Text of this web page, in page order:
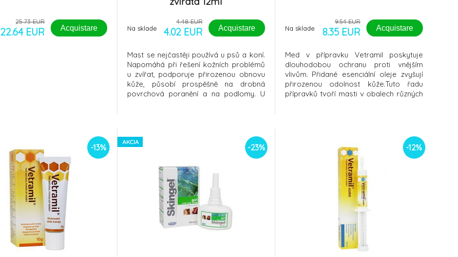
25.73 EUR
22.64 EUR Acquistare Na sklade
4.48 EUR
4.02 EUR Acquistare
Mast se nejčastěji používá u psů a koní.
Napomáhá při řešení kožních problémů
u zvířat, podporuje přirozenou obnovu
kůže, působí prospěšně na drobná
povrchová poranění a na podlomy. U
zimě
Na sklade
9.54 EUR
8.35 EUR Acquistare
Med v přípravku Vetramil poskytuje
dlouhodobou ochranu proti vnějším
vlivům. Přidané esenciální oleje zvyšují
přirozenou odolnost kůže.Tuto řadu
přípravků tvoří masti v obalech různých
-13%
AKCIA
-23% -12%